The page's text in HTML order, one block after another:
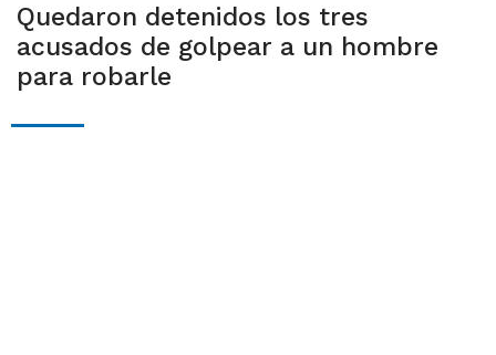
Quedaron detenidos los tres
acusados de golpear a un hombre
para robarle